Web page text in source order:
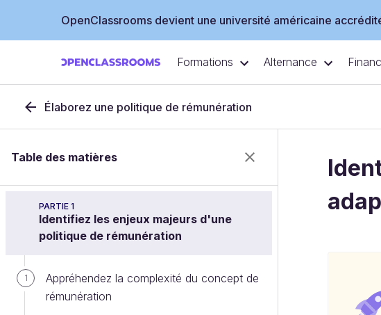
OpenClassrooms devient une université américaine
Formations Alternance
Élaborez une politique de rémunération
Table des matières
PARTIE 1
Identifiez les enjeux majeurs d'une
politique de rémunération
1
Appréhendez la complexité du concept de
rémunération